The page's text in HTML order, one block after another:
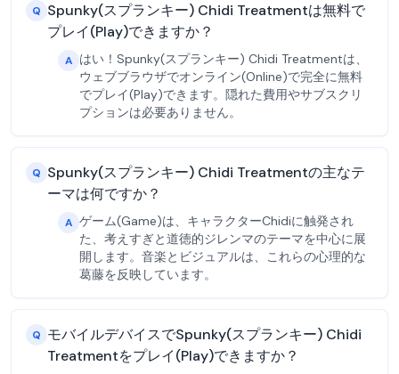
Q Spunky(スプランキー) Chidi Treatmentは無料で
プレイ(Play)できますか？
A はい！Spunky(スプランキー) Chidi Treatmentは、
ウェブブラウザでオンライン(Online)で完全に無料
でプレイ(Play)できます。隠れた費用やサブスクリ
プションは必要ありません。
Q Spunky(スプランキー) Chidi Treatmentの主なテ
ーマは何ですか？
A ゲーム(Game)は、キャラクターChidiに触発され
た、考えすぎと道徳的ジレンマのテーマを中心に展
開します。音楽とビジュアルは、これらの心理的な
葛藤を反映しています。
Q モバイルデバイスでSpunky(スプランキー) Chidi
Treatmentをプレイ(Play)できますか？